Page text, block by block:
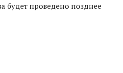
будет проведено позднее